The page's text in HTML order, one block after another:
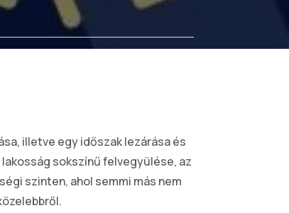
illetve egy időszak lezárása és
sokszínű felvegyülése, az
szinten, ahol semmi más nem